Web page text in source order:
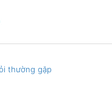
thường gặp